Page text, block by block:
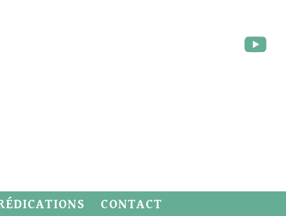
CONTACT